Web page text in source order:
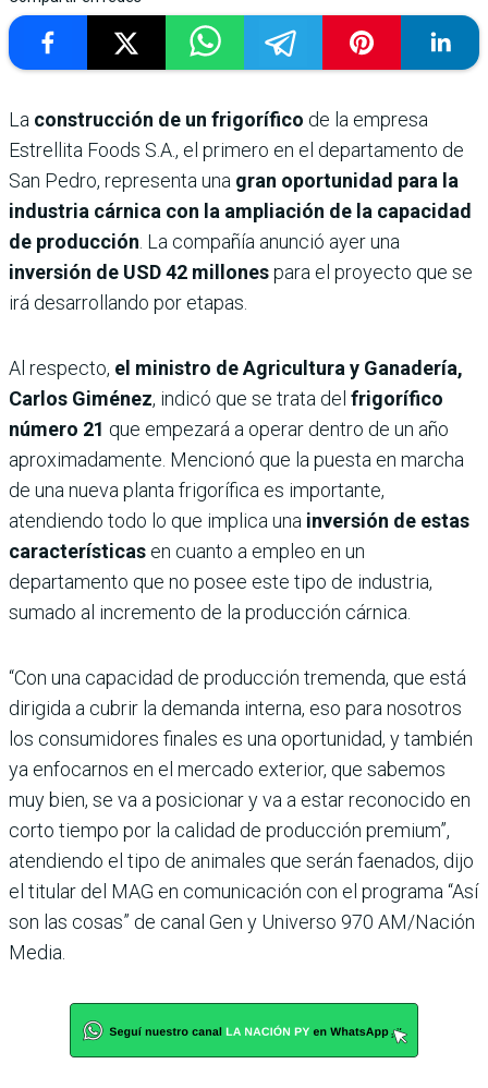
La construcción de un frigorífico de la empresa
Estrellita Foods S.A., el primero en el departamento de
San Pedro, representa una gran oportunidad para la
industria cárnica con la ampliación de la capacidad
de producción. La compañía anunció ayer una
inversión de USD 42 millonespara el proyecto que se
irá desarrollando por etapas.
Al respecto, el ministro de Agricultura y Ganadería,
Carlos Giménez, indicó que se trata del frigorífico
número 21 que empezará a operar dentro de un año
aproximadamente. Mencionó que la puesta en marcha
de una nueva planta frigorífica es importante,
atendiendo todo lo que implica una inversión de estas
características en cuanto a empleo en un
departamento que no posee este tipo de industria,
sumado al incremento de la producción cárnica.
“Con una capacidad de producción tremenda, que está
dirigida a cubrir la demanda interna, eso para nosotros
los consumidores finales es una oportunidad, y también
ya enfocarnos en el mercado exterior, que sabemos
muy bien, se va a posicionar y va a estar reconocido en
corto tiempo por la calidad de producción premium”,
atendiendo el tipo de animales que serán faenados, dijo
el titular del MAG en comunicación con el programa “Así
son las cosas” de canal Gen y Universo 970 AM/Nación
Media.